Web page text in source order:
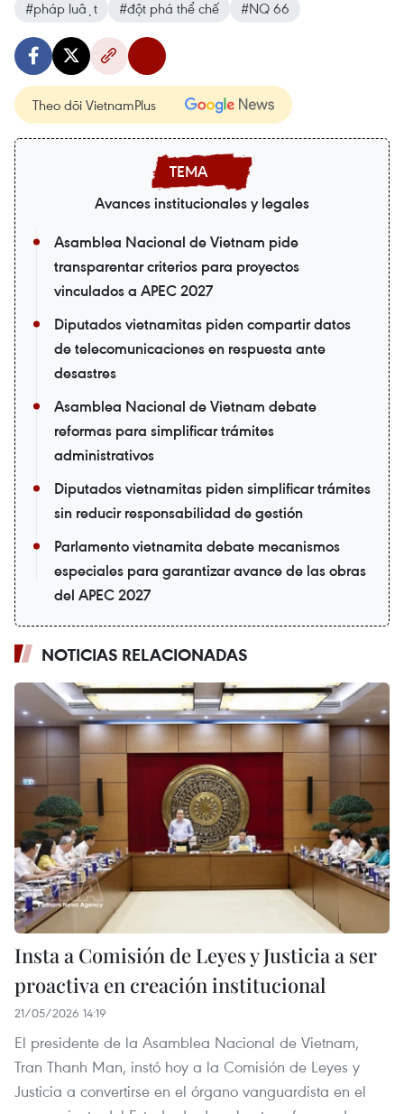
#pháp luật
#đột phá thể chế #NQ 66
Theo dõi VietnamPlus
Avances institucionales y legales
Asamblea Nacional de Vietnam pide
transparentar criterios para proyectos
vinculados a APEC 2027
Diputados vietnamitas piden compartir datos
de telecomunicaciones en respuesta ante
desastres
Asamblea Nacional de Vietnam debate
reformas para simplificar trámites
administrativos
Diputados vietnamitas piden simplificar trámites
sin reducir responsabilidad de gestión
Parlamento vietnamita debate mecanismos
especiales para garantizar avance de las obras
del APEC 2027
NOTICIAS RELACIONADAS
Insta a Comisión de Leyes y Justicia a ser
proactiva en creación institucional
21/05/2026 14:19
El presidente de la Asamblea Nacional de Vietnam,
Tran Thanh Man, instó hoy a la Comisión de Leyes y
Justicia a convertirse en el órgano vanguardista en el